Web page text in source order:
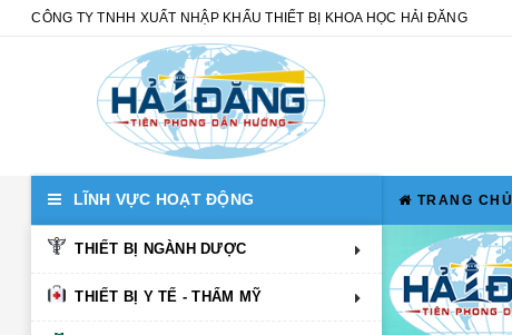
CÔNG TY TNHH XUẤT NHẬP KHẨU THIẾT BỊ KHOA HỌC HẢI ĐĂNG
TRANG CHỦ
LĨNH VỰC HOẠT ĐỘNG
THIẾT BỊ NGÀNH DƯỢC
THIẾT BỊ Y TẾ - THẨM MỸ